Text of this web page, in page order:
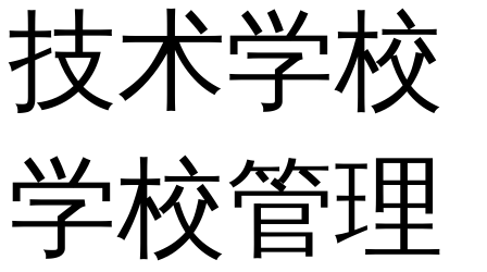
技术学校
学校管理